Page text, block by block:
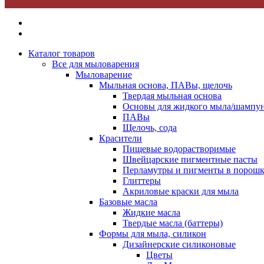
Каталог товаров
Все для мыловарения
Мыловарение
Мыльная основа, ПАВы, щелочь
Твердая мыльная основа
Основы для жидкого мыла/
ПАВы
Щелочь, сода
Красители
Пищевые водорастворимые
Швейцарские пигментные пасты
Перламутры и пигменты в
Глиттеры
Акриловые краски для мыла
Базовые масла
Жидкие масла
Твердые масла (баттеры)
Формы для мыла, силикон
Дизайнерские силиконовые
Цветы